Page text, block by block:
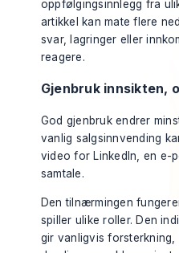
oppfølgingsinnlegg fra
artikkel kan mate flere
svar, lagringer eller
reagere.
Gjenbruk innsikten,
God gjenbruk endrer
vanlig salgsinnvending
video for LinkedIn, en e-
samtale.
Den tilnærmingen
spiller ulike roller. Den
gir vanligvis forsterkning,